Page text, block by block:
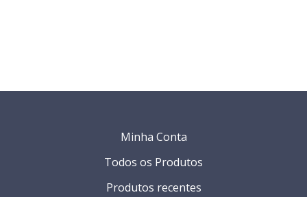
Minha Conta
Todos os Produtos
Produtos recentes